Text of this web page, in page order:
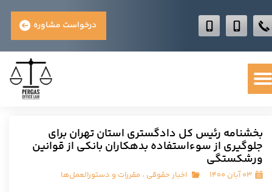
درخواست مشاوره
بخشنامه رئیس کل دادگستری استان تهران برای
جلوگیری از سوءاستفاده بدهکاران بانکی از قوانین
ورشکستگی
۰۳ آبان ۱۴۰۰ اخبار حقوقی ، مقررات و دستورالعمل‌ها